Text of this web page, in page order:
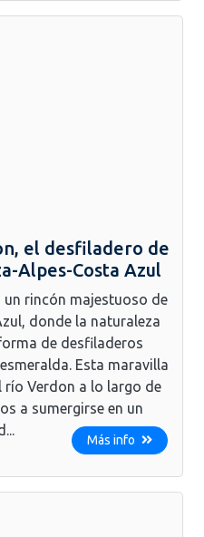
el desfiladero de
Alpes-Costa Azul
un rincón majestuoso de
donde la naturaleza
de desfiladeros
Esta maravilla
río Verdon a lo largo de
a sumergirse en un
Más info